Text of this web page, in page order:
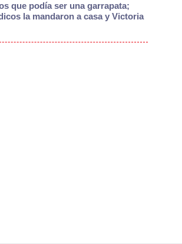
que podía ser una garrapata;
la mandaron a casa y Victoria